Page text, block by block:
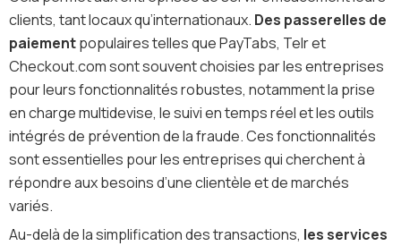
clients, tant locaux qu’internationaux. Des passerelles de
paiementpopulaires telles que PayTabs, Telr et
Checkout.com sont souvent choisies par les entreprises
pour leurs fonctionnalités robustes, notamment la prise
en charge multidevise, le suivi en temps réel et les outils
intégrés de prévention de la fraude. Ces fonctionnalités
sont essentielles pour les entreprises qui cherchent à
répondre aux besoins d’une clientèle et de marchés
variés.
Au-delà de la simplification des transactions, les services